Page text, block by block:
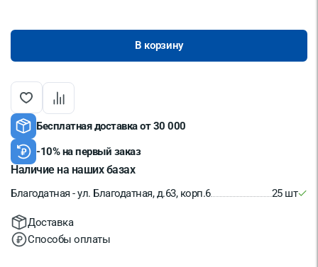
В корзину
Бесплатная доставка от 30 000
-10% на первый заказ
Наличие на наших базах
Благодатная - ул. Благодатная, д.63, корп.6 25 шт
Доставка
Способы оплаты